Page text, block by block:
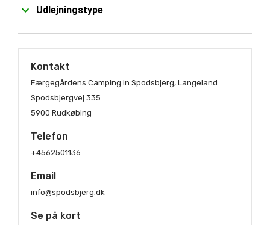
Udlejningstype
Kontakt
Færgegårdens Camping in Spodsbjerg, Langeland
Spodsbjergvej 335
5900 Rudkøbing
Telefon
+4562501136
Email
info@spodsbjerg.dk
Se på kort